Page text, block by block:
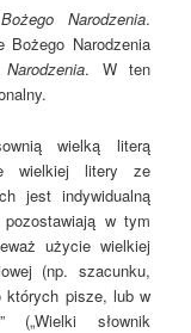
Narodzenia.
Narodzenia
. W ten
wielką literą
wielkiej litery ze
jest indywidualną
w tym
użycie wielkiej
(np. szacunku,
których pisze, lub w
(„Wielki słownik